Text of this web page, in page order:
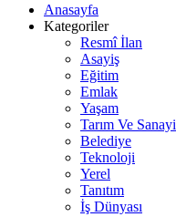
Anasayfa
Kategoriler
Resmî İlan
Asayiş
Eğitim
Emlak
Yaşam
Tarım Ve Sanayi
Belediye
Teknoloji
Yerel
Tanıtım
İş Dünyası